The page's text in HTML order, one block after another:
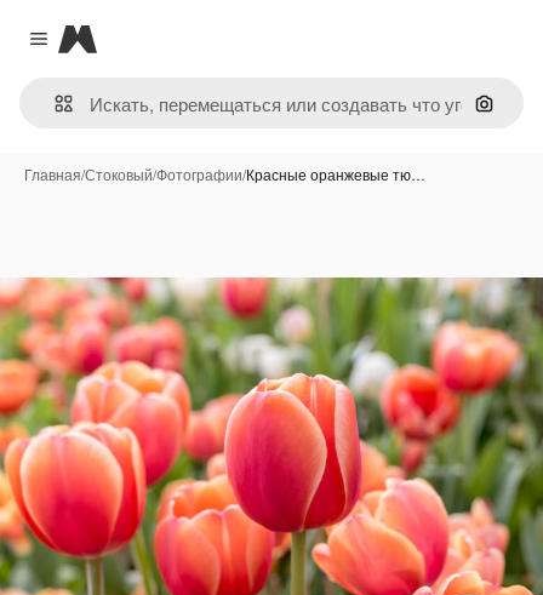
Close menu
Magnific
Поиск
Главная/Стоковый/Фотографии/Красные оранжевые тю…